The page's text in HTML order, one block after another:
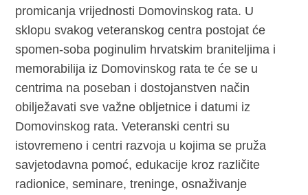
promicanja vrijednosti Domovinskog rata. U
sklopu svakog veteranskog centra postojat će
spomen-soba poginulim hrvatskim braniteljima i
memorabilija iz Domovinskog rata te će se u
centrima na poseban i dostojanstven način
obilježavati sve važne obljetnice i datumi iz
Domovinskog rata. Veteranski centri su
istovremeno i centri razvoja u kojima se pruža
savjetodavna pomoć, edukacije kroz različite
radionice, seminare, treninge, osnaživanje